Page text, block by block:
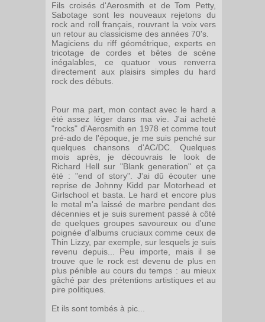
Fils croisés d'Aerosmith et de Tom Petty,
Sabotage sont les nouveaux rejetons du
rock and roll français, rouvrant la voix vers
un retour au classicisme des années 70's.
Magiciens du riff géométrique, experts en
tricotage de cordes et bêtes de scène
inégalables, ce quatuor vous renverra
directement aux plaisirs simples du hard
rock des débuts.
Pour ma part, mon contact avec le hard a
été assez léger dans ma vie. J'ai acheté
"rocks" d'Aerosmith en 1978 et comme tout
pré-ado de l'époque, je me suis penché sur
quelques chansons d'AC/DC. Quelques
mois après, je découvrais le look de
Richard Hell sur "Blank generation" et ça
été : "end of story". J'ai dû écouter une
reprise de Johnny Kidd par Motorhead et
Girlschool et basta. Le hard et encore plus
le metal m'a laissé de marbre pendant des
décennies et je suis surement passé à côté
de quelques groupes savoureux ou d'une
poignée d'albums cruciaux comme ceux de
Thin Lizzy, par exemple, sur lesquels je suis
revenu depuis... Peu importe, mais il se
trouve que le rock est devenu de plus en
plus pénible au cours du temps : au mieux
gâché par des prétentions artistiques et au
pire politiques.
Et ils sont tombés à pic...